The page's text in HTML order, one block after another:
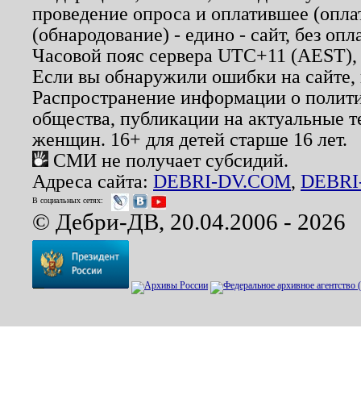
проведение опроса и оплатившее
(обнародование) - едино - сайт, без
Часовой пояс сервера UTC+11
Если вы обнаружили ошибки на
Распространение информации о
общества, публикации на актуальные
женщин. 16+ для детей старше 16 лет.
СМИ не получает субсидий.
Адреса сайта: DEBRI-DV.COM,
В социальных сетях:
© Дебри-ДВ, 20.04.2006 - 2026